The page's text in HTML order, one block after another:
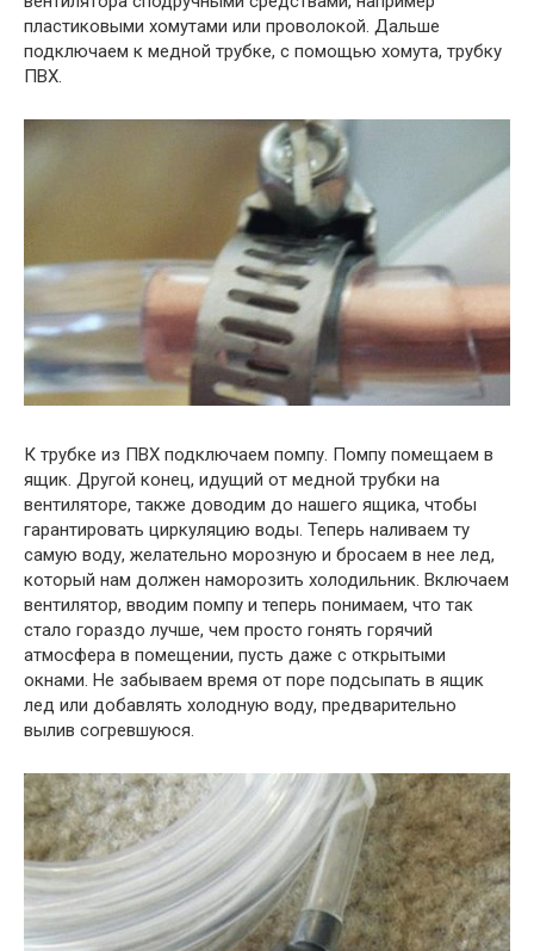
пластиковыми хомутами или проволокой. Дальше
подключаем к медной трубке, с помощью хомута, трубку
ПВХ.
К трубке из ПВХ подключаем помпу. Помпу помещаем в
ящик. Другой конец, идущий от медной трубки на
вентиляторе, также доводим до нашего ящика, чтобы
гарантировать циркуляцию воды. Теперь наливаем ту
самую воду, желательно морозную и бросаем в нее лед,
который нам должен наморозить холодильник. Включаем
вентилятор, вводим помпу и теперь понимаем, что так
стало гораздо лучше, чем просто гонять горячий
атмосфера в помещении, пусть даже с открытыми
окнами. Не забываем время от поре подсыпать в ящик
лед или добавлять холодную воду, предварительно
вылив согревшуюся.